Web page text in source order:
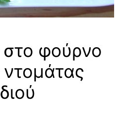
φούρνο